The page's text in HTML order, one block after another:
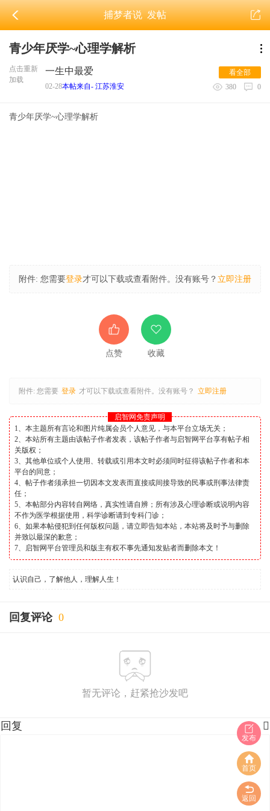
捕梦者说发帖
青少年厌学~心理学解析
点击重新
加载
一生中最爱
02-28本帖来自- 江苏淮安
看全部
380
0
青少年厌学~心理学解析
附件: 您需要登录才可以下载或查看附件。没有账号？ 立即注册
点赞 收藏
附件: 您需要 登录 才可以下载或查看附件。没有账号？ 立即注册
启智网免责声明
1、本主题所有言论和图片纯属会员个人意见，与本平台立场无关；
2、本站所有主题由该帖子作者发表，该帖子作者与启智网平台享有帖子相
关版权；
3、其他单位或个人使用、转载或引用本文时必须同时征得该帖子作者和本
平台的同意；
4、帖子作者须承担一切因本文发表而直接或间接导致的民事或刑事法律责
任；
5、本帖部分内容转自网络，真实性请自辨；所有涉及心理诊断或说明内容
不作为医学根据使用，科学诊断请到专科门诊；
6、如果本帖侵犯到任何版权问题，请立即告知本站，本站将及时予与删除
并致以最深的歉意；
7、启智网平台管理员和版主有权不事先通知发贴者而删除本文！
认识自己，了解他人，理解人生！
回复评论 0
暂无评论，赶紧抢沙发吧
发布
首页
返回

回复